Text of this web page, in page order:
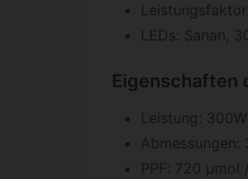
LEDs: Sanan,
Eigenschaften
Leistung: 300W
PPF: 720 μmol